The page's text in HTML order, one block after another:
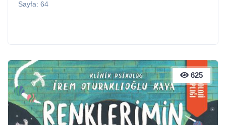
Sayfa: 64
625
625